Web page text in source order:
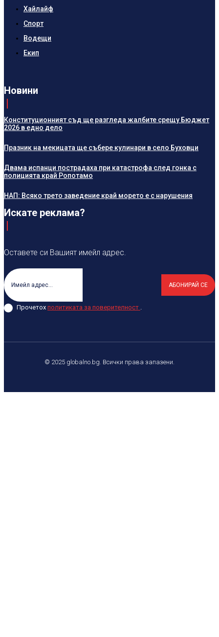
Хайлайф
Спорт
Водещи
Екип
Новини
Конституционният съд ще разгледа жалбите срещу Бюджет
2026 в едно дело
Празник на мекицата ще събере кулинари в село Буховци
Двама испанци пострадаха при катастрофа след гонка с
полицията край Ропотамо
НАП: Всяко трето заведение край морето е с нарушения
Искате реклама?
Оставете си Вашият имейл адрес.
АБОНИРАЙ СЕ
Прочетох политиката за поверителност .
© 2025 globalno.bg. Всички права запазени.